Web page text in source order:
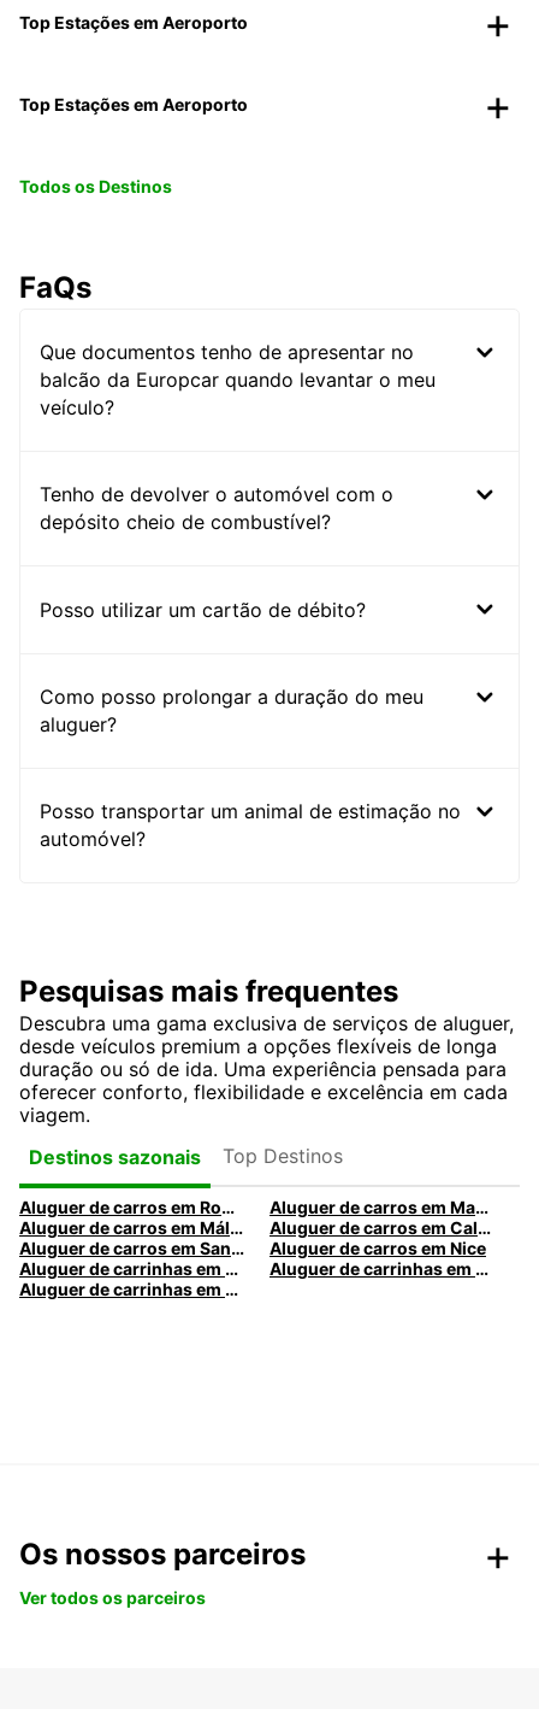
Top Estações em Aeroporto
Top Estações em Aeroporto
Todos os Destinos
FaQs
Que documentos tenho de apresentar no
balcão da Europcar quando levantar o meu
veículo?
Tenho de devolver o automóvel com o
depósito cheio de combustível?
Posso utilizar um cartão de débito?
Como posso prolongar a duração do meu
aluguer?
Posso transportar um animal de estimação no
automóvel?
Pesquisas mais frequentes
Descubra uma gama exclusiva de serviços de aluguer,
desde veículos premium a opções flexíveis de longa
duração ou só de ida. Uma experiência pensada para
oferecer conforto, flexibilidade e excelência em cada
viagem.
Destinos sazonais
Top Destinos
Aluguer de carros em Roma
Aluguer de carros em Madrid
Aluguer de carros em Málaga
Aluguer de carros em Caldas da Rainha
Aluguer de carros em Santa Maria da Feira
Aluguer de carros em Nice
Aluguer de carrinhas em Nice
Aluguer de carrinhas em Santa Maria da Feira
Aluguer de carrinhas em Caldas da Rainha
Os nossos parceiros
Ver todos os parceiros